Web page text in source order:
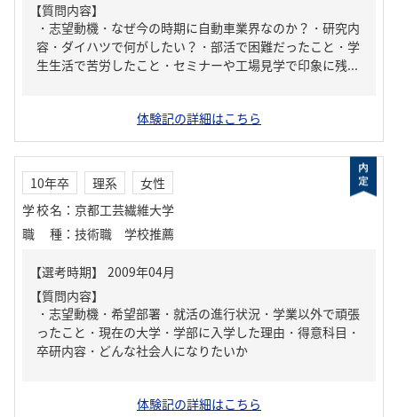
【質問内容】
・志望動機・なぜ今の時期に自動車業界なのか？・研究内
容・ダイハツで何がしたい？・部活で困難だったこと・学
生生活で苦労したこと・セミナーや工場見学で印象に残...
体験記の詳細はこちら
10年卒 理系
女性
学校名 ： 京都工芸繊維大学
職種 ： 技術職 学校推薦
【質問内容】
・志望動機・希望部署・就活の進行状況・学業以外で頑張
ったこと・現在の大学・学部に入学した理由・得意科目・
卒研内容・どんな社会人になりたいか
体験記の詳細はこちら